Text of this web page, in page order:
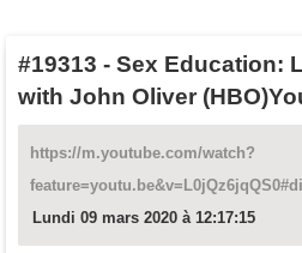
#19313 - Sex Education:
with John Oliver
https://m.youtube.com/watch?
Lundi 09 mars 2020 à 12:17:15